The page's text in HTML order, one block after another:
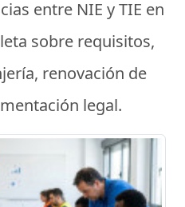
entre NIE y TIE en
sobre requisitos,
renovación de
legal.